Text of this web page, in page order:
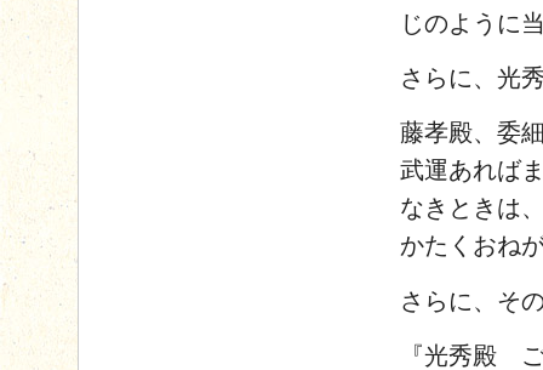
じのように
さらに、光
藤孝殿、委
武運あれば
なきときは
かたくおね
さらに、そ
『光秀殿